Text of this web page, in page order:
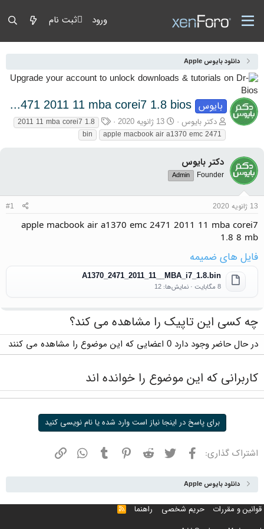
ورود ثبت نام
دانلود بایوس Apple
بایوس apple macbook air a1370 emc 2471 2011 11 mba corei7 1.8 bios
آغازگر گفتمان
دکتر بایوس تاریخ شروع
13 ژانویه 2020 برچسب‌ها
2011 11 mba corei7 1.8
apple macbook air a1370 emc 2471
bin
دکتر بایوس
Founder
Admin
13 ژانویه 2020 #1
apple macbook air a1370 emc 2471 2011 11 mba corei7
1.8 8 mb
فایل های ضمیمه
A1370_2471_2011_11__MBA_i7_1.8.bin
8 مگابایت · نمایش‌ها: 12
چه کسی این تاپیک را مشاهده می کند؟
در حال حاضر وجود دارد 0 اعضایی که این موضوع را مشاهده می کنند
کاربرانی که این موضوع را خوانده اند
برای پاسخ در اینجا نیاز است وارد شده یا نام نویسی کنید
اشتراک گذاری: فیسبوک توییتر ردیت پینترستتامبلر واتسپ
دانلود بایوس Apple
قوانین و مقررات حریم شخصی راهنما خوراک